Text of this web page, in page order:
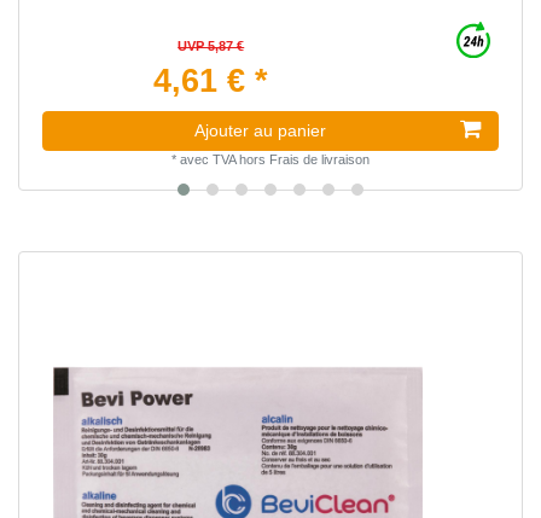
UVP 5,87 €
4,61 € *
Ajouter au panier
* avec TVAhors Frais de livraison